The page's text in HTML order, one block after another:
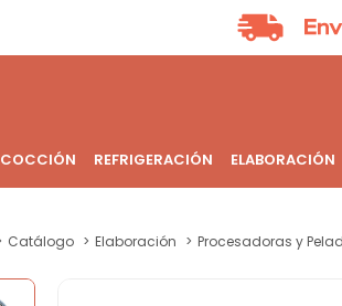
COCCIÓN REFRIGERACIÓN ELABORACIÓN
Catálogo Elaboración Procesadoras y